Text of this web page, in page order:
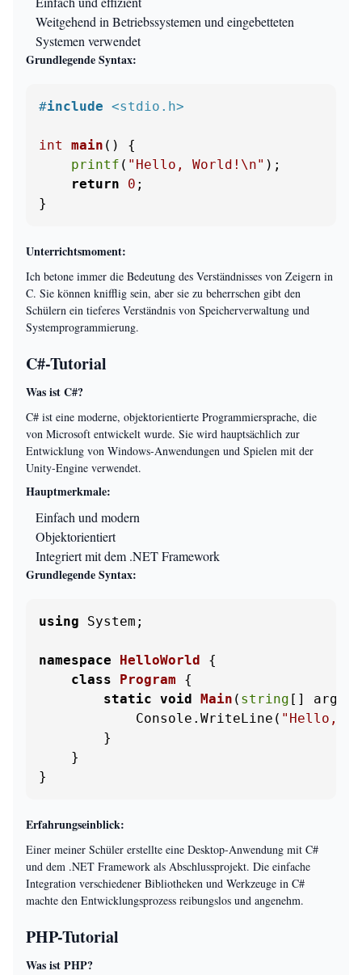
Weitgehend in Betriebssystemen und eingebetteten
Systemen verwendet
Grundlegende Syntax:
#include <stdio.h>
int main ()
{
printf ( "Hello, World!\n" );
return
0 ;
}
Unterrichtsmoment:
Ich betone immer die Bedeutung des Verständnisses von Zeigern in
C. Sie können knifflig sein, aber sie zu beherrschen gibt den
Schülern ein tieferes Verständnis von Speicherverwaltung und
Systemprogrammierung.
C#-Tutorial
Was ist C#?
C# ist eine moderne, objektorientierte Programmiersprache, die
von Microsoft entwickelt wurde. Sie wird hauptsächlich zur
Entwicklung von Windows-Anwendungen und Spielen mit der
Unity-Engine verwendet.
Hauptmerkmale:
Einfach und modern
Objektorientiert
Integriert mit dem .NET Framework
Grundlegende Syntax:
using System;
namespace HelloWorld {
class
Program {
static void Main ( string [] args
            Console.WriteLine(
"Hello,
        }
    }
}
Erfahrungseinblick:
Einer meiner Schüler erstellte eine Desktop-Anwendung mit C#
und dem .NET Framework als Abschlussprojekt. Die einfache
Integration verschiedener Bibliotheken und Werkzeuge in C#
machte den Entwicklungsprozess reibungslos und angenehm.
PHP-Tutorial
Was ist PHP?